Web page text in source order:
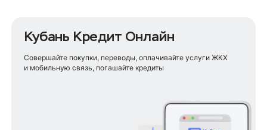
Новые деньги
Пополняемый
Пенсионный специальный
Кубань Кредит Онлайн
Совершайте покупки, переводы, оплачивайте услуги ЖКХ
и мобильную связь, погашайте кредиты